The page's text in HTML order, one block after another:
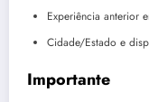
Experiência anterior
Cidade/Estado e
Importante